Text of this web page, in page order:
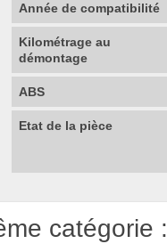
Année de compatibilité
Kilométrage au
démontage
ABS
Etat de la pièce
catégorie :